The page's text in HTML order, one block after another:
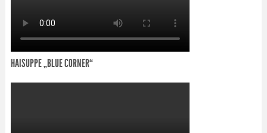
HAISUPPE „BLUE CORNER“